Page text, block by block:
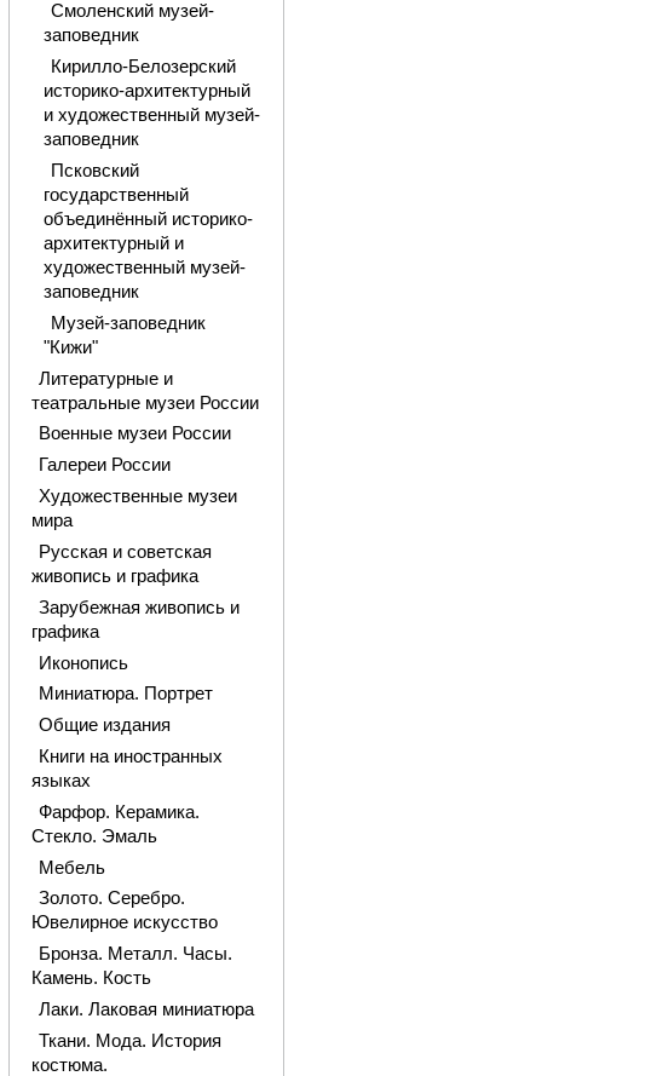
Смоленский музей-
заповедник
Кирилло-Белозерский
историко-архитектурный
и художественный музей-
заповедник
Псковский
государственный
объединённый историко-
архитектурный и
художественный музей-
заповедник
Музей-заповедник
"Кижи"
Литературные и
театральные музеи России
Военные музеи России
Галереи России
Художественные музеи
мира
Русская и советская
живопись и графика
Зарубежная живопись и
графика
Иконопись
Миниатюра. Портрет
Общие издания
Книги на иностранных
языках
Фарфор. Керамика.
Стекло. Эмаль
Мебель
Золото. Серебро.
Ювелирное искусство
Бронза. Металл. Часы.
Камень. Кость
Лаки. Лаковая миниатюра
Ткани. Мода. История
костюма.